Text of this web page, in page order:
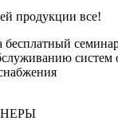
продукции все!
бесплатный
систем